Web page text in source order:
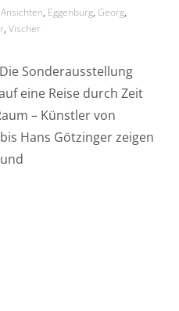
Ansichten, Eggenburg, Georg,
, Vischer
Sonderausstellung
eine Reise durch Zeit
– Künstler von
Hans Götzinger zeigen